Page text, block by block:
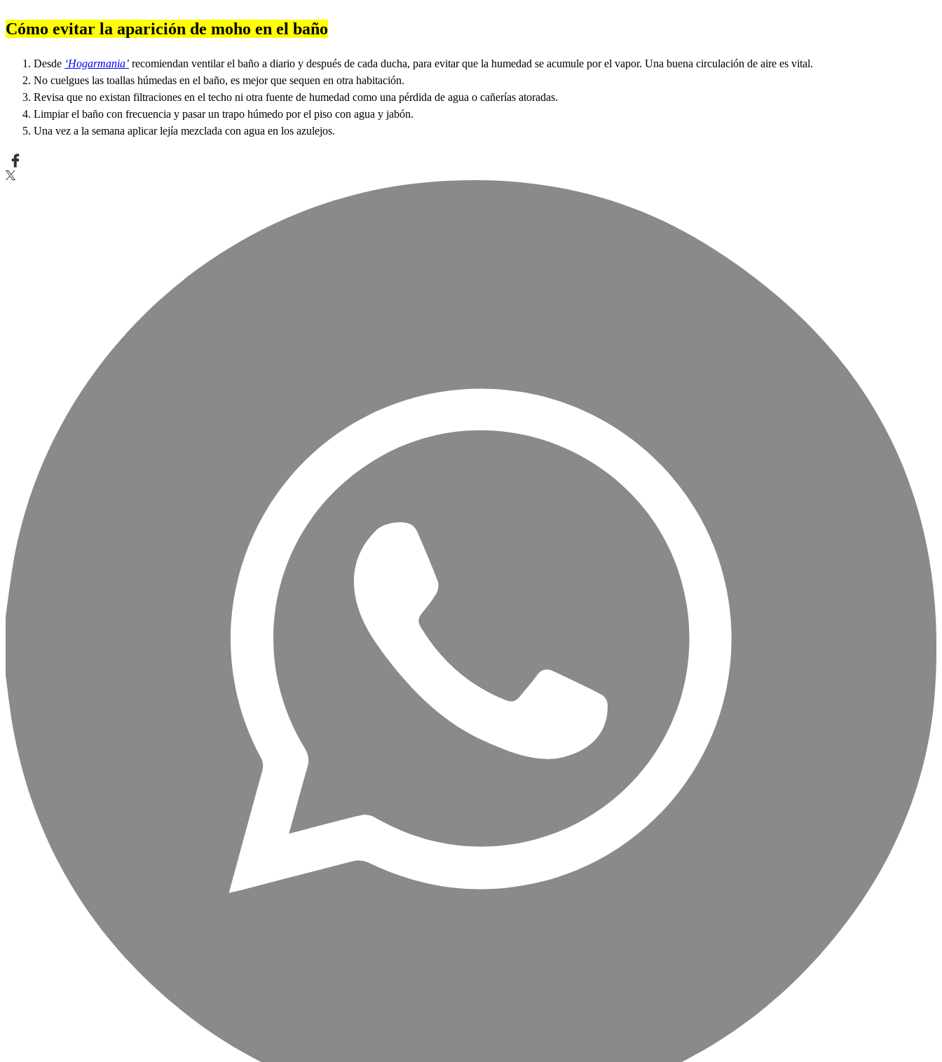
Cómo evitar la aparición de moho en el baño
Desde ‘Hogarmania’ recomiendan ventilar el baño a diario y después de cada ducha, para evitar que la humedad se acumule por el vapor. Una buena circulación de aire es vital.
No cuelgues las toallas húmedas en el baño, es mejor que sequen en otra habitación.
Revisa que no existan filtraciones en el techo ni otra fuente de humedad como una pérdida de agua o cañerías atoradas.
Limpiar el baño con frecuencia y pasar un trapo húmedo por el piso con agua y jabón.
Una vez a la semana aplicar lejía mezclada con agua en los azulejos.